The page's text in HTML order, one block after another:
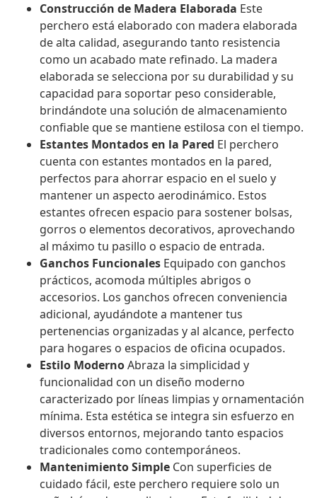
Construcción de Madera Elaborada Este
perchero está elaborado con madera elaborada
de alta calidad, asegurando tanto resistencia
como un acabado mate refinado. La madera
elaborada se selecciona por su durabilidad y su
capacidad para soportar peso considerable,
brindándote una solución de almacenamiento
confiable que se mantiene estilosa con el tiempo.
Estantes Montados en la Pared El perchero
cuenta con estantes montados en la pared,
perfectos para ahorrar espacio en el suelo y
mantener un aspecto aerodinámico. Estos
estantes ofrecen espacio para sostener bolsas,
gorros o elementos decorativos, aprovechando
al máximo tu pasillo o espacio de entrada.
Ganchos Funcionales Equipado con ganchos
prácticos, acomoda múltiples abrigos o
accesorios. Los ganchos ofrecen conveniencia
adicional, ayudándote a mantener tus
pertenencias organizadas y al alcance, perfecto
para hogares o espacios de oficina ocupados.
Estilo ModernoAbraza la simplicidad y
funcionalidad con un diseño moderno
caracterizado por líneas limpias y ornamentación
mínima. Esta estética se integra sin esfuerzo en
diversos entornos, mejorando tanto espacios
tradicionales como contemporáneos.
Mantenimiento Simple Con superficies de
cuidado fácil, este perchero requiere solo un